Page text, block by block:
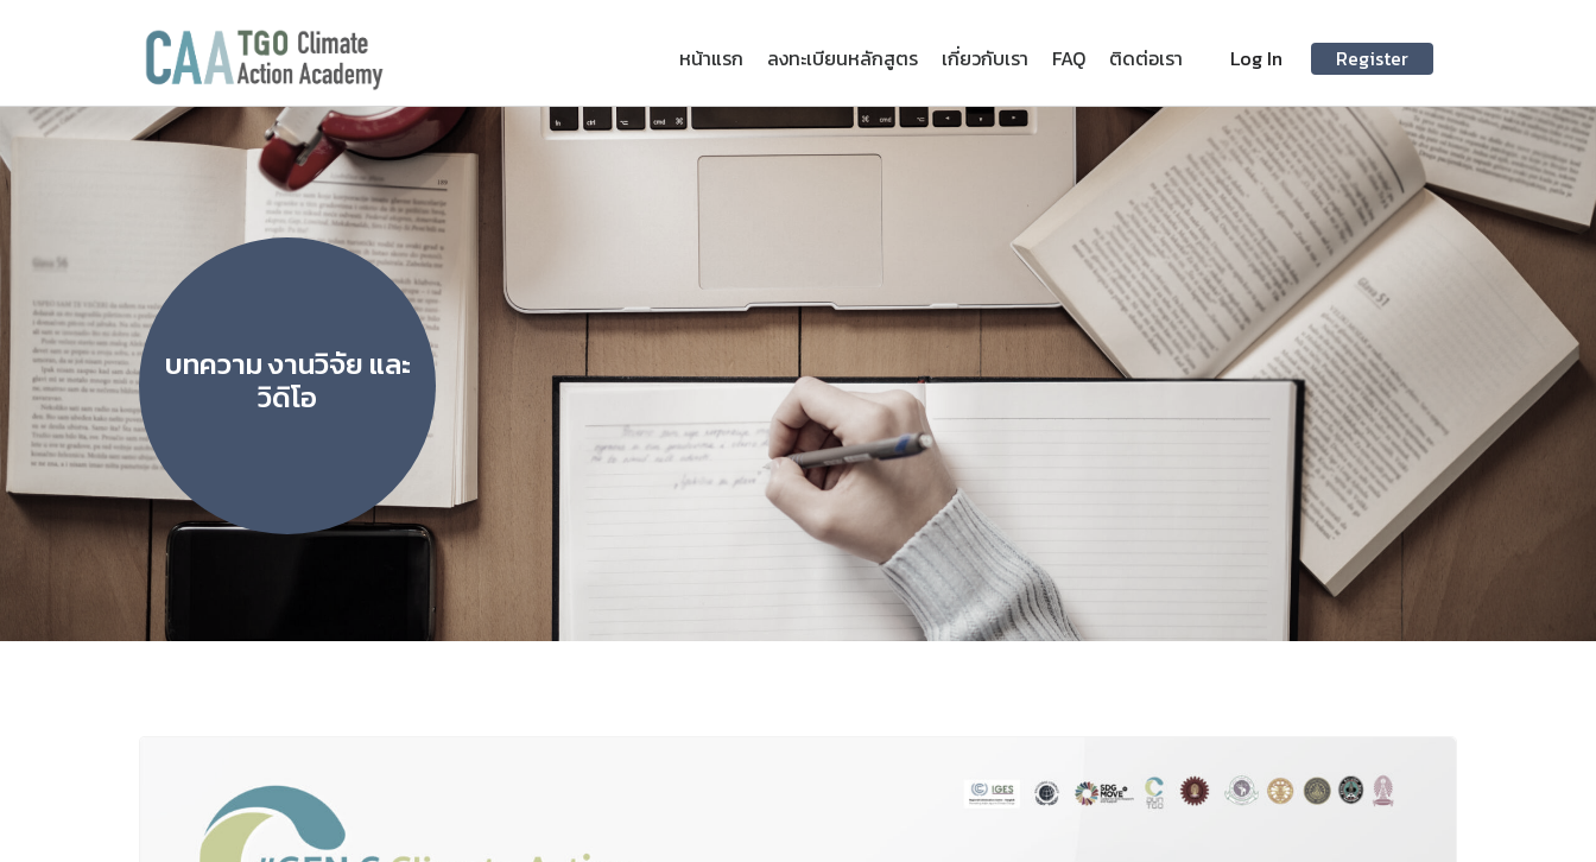
หน้าแรก ลงทะเบียนหลักสูตร เกี่ยวกับเรา FAQ ติดต่อเรา Log In Register
บทความ งานวิจัย และ
วิดิโอ